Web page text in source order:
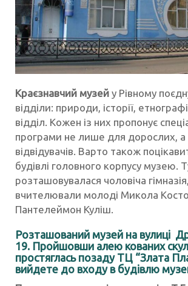
Краєзнавчий музей у Рівному
відділи: природи, історії,
відділ. Кожен із них пропонує
програми не лише для дорослих,
відвідувачів. Варто також
будівлі головного корпусу музею.
розташовувалася чоловіча
вчителювали молоді Микола
Пантелеймон Куліш.
Розташований музей на вулиці
19. Пройшовши алею кованих
простяглась позаду ТЦ “Злата
вийдете до входу в будівлю